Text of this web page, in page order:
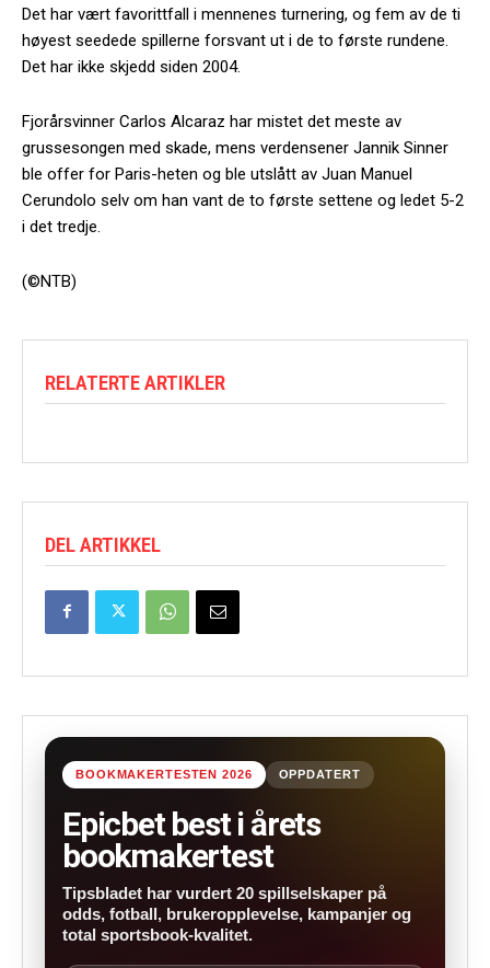
Det har vært favorittfall i mennenes turnering, og fem av de ti
høyest seedede spillerne forsvant ut i de to første rundene.
Det har ikke skjedd siden 2004.
Fjorårsvinner Carlos Alcaraz har mistet det meste av
grussesongen med skade, mens verdensener Jannik Sinner
ble offer for Paris-heten og ble utslått av Juan Manuel
Cerundolo selv om han vant de to første settene og ledet 5-2
i det tredje.
(©NTB)
RELATERTE ARTIKLER
DEL ARTIKKEL
BOOKMAKERTESTEN 2026 OPPDATERT
Epicbet best i årets
bookmakertest
Tipsbladet har vurdert 20 spillselskaper på
odds, fotball, brukeropplevelse, kampanjer og
total sportsbook-kvalitet.